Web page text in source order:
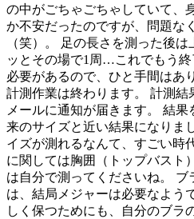
の中がごちゃごちゃしていて、
か不安だったのですが、問題な
（笑）。 足の長さを測った後
ッとその場で1周…これでもう
必要があるので、ひと手間はあ
計測作業は終わります。 計測
メールに通知が届きます。 結
来のサイズと近い結果になりま
イズが測れるなんて、すごい時
に関しては胸囲（トップバスト
は自分で測ってくださいね。 ブ
は、結局メジャーは必要なよう
しく保つためにも、自分のブラ